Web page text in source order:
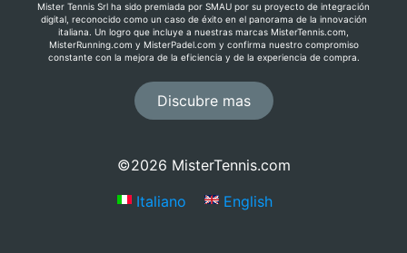
Mister Tennis Srl ha sido premiada por SMAU por su proyecto de integración
digital, reconocido como un caso de éxito en el panorama de la innovación
italiana. Un logro que incluye a nuestras marcas MisterTennis.com,
MisterRunning.com y MisterPadel.com y confirma nuestro compromiso
constante con la mejora de la eficiencia y de la experiencia de compra.
Discubre mas
©2026 MisterTennis.com
Italiano
English